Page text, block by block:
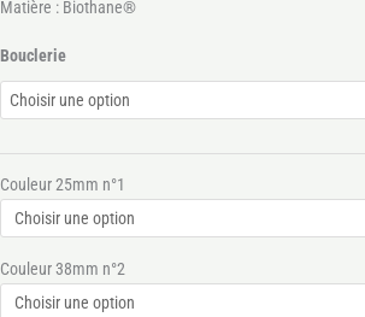
Matière : Biothane®
Bouclerie
Couleur 25mm n°1
Couleur 38mm n°2